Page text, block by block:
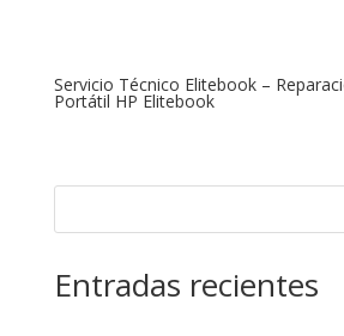
Servicio Técnico Elitebook –
Portátil HP Elitebook
Entradas recientes